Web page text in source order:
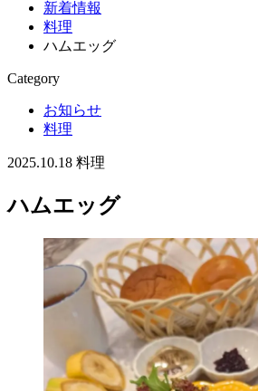
新着情報
料理
ハムエッグ
Category
お知らせ
料理
2025.10.18 料理
ハムエッグ